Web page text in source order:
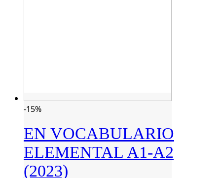
-15%
EN VOCABULARIO
ELEMENTAL A1-A2
(2023)